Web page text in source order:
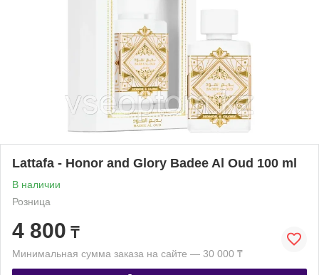
Lattafa - Honor and Glory Badee Al Oud 100 ml
В наличии
Розница
4 800 ₸
Минимальная сумма заказа на сайте — 30 000 ₸